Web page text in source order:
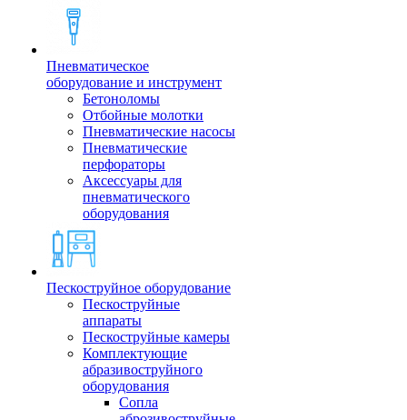
Пневматическое
оборудование и инструмент
Бетоноломы
Отбойные молотки
Пневматические насосы
Пневматические
перфораторы
Аксессуары для
пневматического
оборудования
Пескоструйное оборудование
Пескоструйные
аппараты
Пескоструйные камеры
Комплектующие
абразивоструйного
оборудования
Сопла